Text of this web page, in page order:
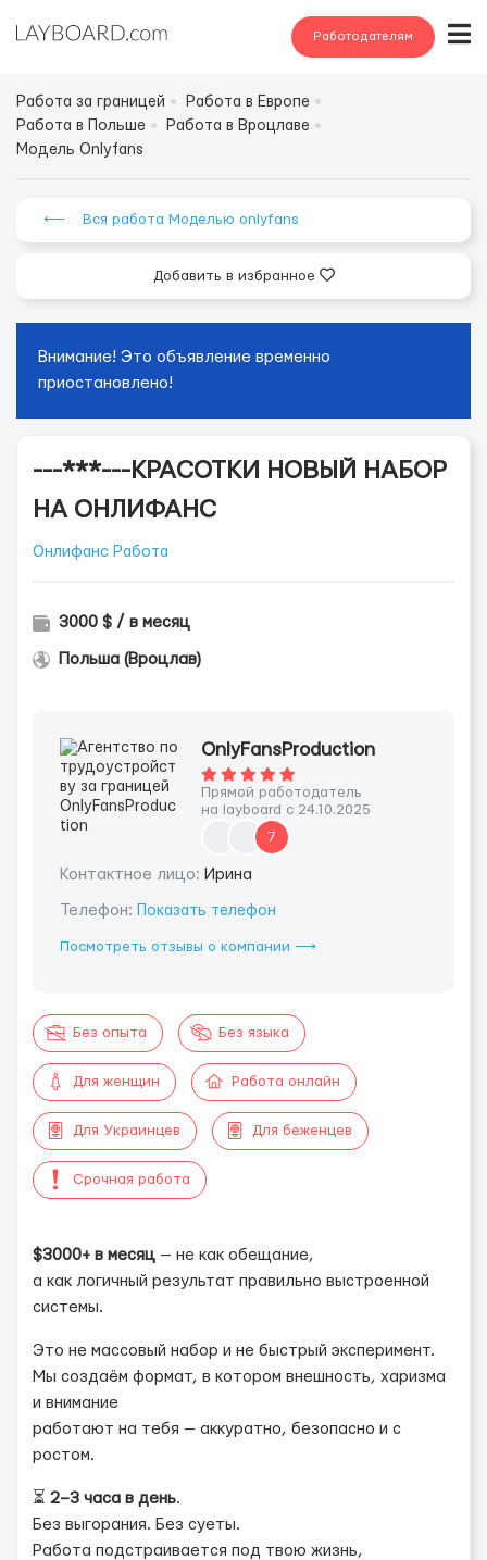
Работодателям
Работа за границей
Работа в Европе
Работа в Польше
Работа в Вроцлаве
Модель Onlyfans
⟵ Вся работа Моделью onlyfans
Добавить в избранное
Внимание! Это объявление временно
приостановлено!
---***---КРАСОТКИ НОВЫЙ НАБОР
НА ОНЛИФАНС
Онлифанс Работа
3000 $ / в месяц
Польша (Вроцлав)
OnlyFansProduction
Прямой работодатель
на layboard с 24.10.2025
7
Контактное лицо: Ирина
Телефон: Показать телефон
Посмотреть отзывы о компании ⟶
Без опыта Без языка
Для женщин Работа онлайн
Для Украинцев Для беженцев
Срочная работа
$3000+ в месяц — не как обещание,
а как логичный результат правильно выстроенной
системы.
Это не массовый набор и не быстрый эксперимент.
Мы создаём формат, в котором внешность, харизма
и внимание
работают на тебя — аккуратно, безопасно и с
ростом.
⏳ 2–3 часа в день.
Без выгорания. Без суеты.
Работа подстраивается под твою жизнь,